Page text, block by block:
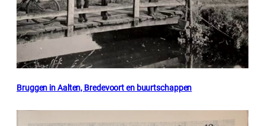
Bruggen in Aalten, Bredevoort en buurtschappen